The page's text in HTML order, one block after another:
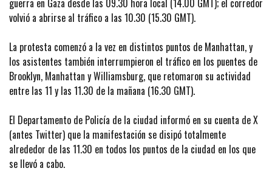
guerra en Gaza desde las 09.30 hora local (14.00 GMT); el corredor
volvió a abrirse al tráfico a las 10.30 (15.30 GMT).
La protesta comenzó a la vez en distintos puntos de Manhattan, y
los asistentes también interrumpieron el tráfico en los puentes de
Brooklyn, Manhattan y Williamsburg, que retomaron su actividad
entre las 11 y las 11.30 de la mañana (16.30 GMT).
El Departamento de Policía de la ciudad informó en su cuenta de X
(antes Twitter) que la manifestación se disipó totalmente
alrededor de las 11.30 en todos los puntos de la ciudad en los que
se llevó a cabo.